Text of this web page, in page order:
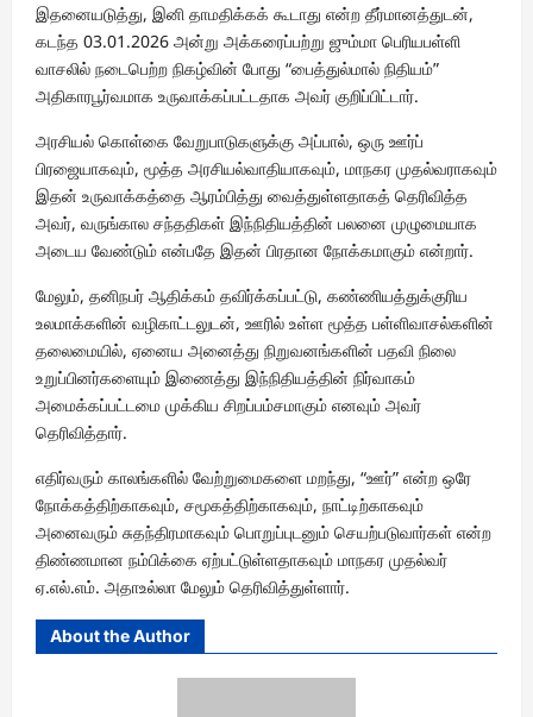
இதனையடுத்து, இனி தாமதிக்கக் கூடாது என்ற தீர்மானத்துடன்,
கடந்த 03.01.2026 அன்று அக்கரைப்பற்று ஜும்மா பெரியபள்ளி
வாசலில் நடைபெற்ற நிகழ்வின் போது “பைத்துல்மால் நிதியம்”
அதிகாரபூர்வமாக உருவாக்கப்பட்டதாக அவர் குறிப்பிட்டார்.
அரசியல் கொள்கை வேறுபாடுகளுக்கு அப்பால், ஒரு ஊர்ப்
பிரஜையாகவும், மூத்த அரசியல்வாதியாகவும், மாநகர முதல்வராகவும்
இதன் உருவாக்கத்தை ஆரம்பித்து வைத்துள்ளதாகத் தெரிவித்த
அவர், வருங்கால சந்ததிகள் இந்நிதியத்தின் பலனை முழுமையாக
அடைய வேண்டும் என்பதே இதன் பிரதான நோக்கமாகும் என்றார்.
மேலும், தனிநபர் ஆதிக்கம் தவிர்க்கப்பட்டு, கண்ணியத்துக்குரிய
உலமாக்களின் வழிகாட்டலுடன், ஊரில் உள்ள மூத்த பள்ளிவாசல்களின்
தலைமையில், ஏனைய அனைத்து நிறுவனங்களின் பதவி நிலை
உறுப்பினர்களையும் இணைத்து இந்நிதியத்தின் நிர்வாகம்
அமைக்கப்பட்டமை முக்கிய சிறப்பம்சமாகும் எனவும் அவர்
தெரிவித்தார்.
எதிர்வரும் காலங்களில் வேற்றுமைகளை மறந்து, “ஊர்” என்ற ஒரே
நோக்கத்திற்காகவும், சமூகத்திற்காகவும், நாட்டிற்காகவும்
அனைவரும் சுதந்திரமாகவும் பொறுப்புடனும் செயற்படுவார்கள் என்ற
திண்ணமான நம்பிக்கை ஏற்பட்டுள்ளதாகவும் மாநகர முதல்வர்
ஏ.எல்.எம். அதாஉல்லா மேலும் தெரிவித்துள்ளார்.
About the Author